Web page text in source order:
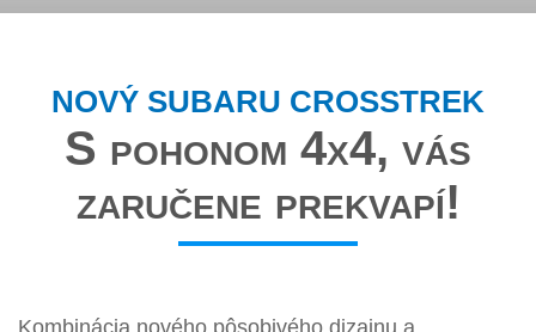
NOVÝ SUBARU CROSSTREK
S pohonom 4x4, vás
zaručene prekvapí!
Kombinácia nového pôsobivého dizajnu a